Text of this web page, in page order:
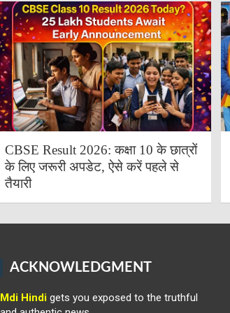
CBSE Result 2026: कक्षा 10 के छात्रों
के लिए जरूरी अपडेट, ऐसे करें पहले से
तैयारी
ACKNOWLEDGMENT
Mdi Hindi gets you exposed to the truthful